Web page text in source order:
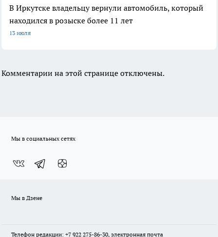
В Иркутске владельцу вернули автомобиль, который
находился в розыске более 11 лет
13 июля
Комментарии на этой странице отключены.
Мы в социальных сетях
Мы в Дзене
Телефон редакции: +7 922 275-86-30, электронная почта